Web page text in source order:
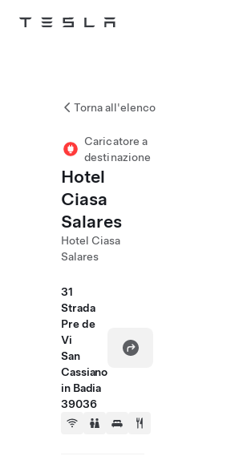
Tesla
Torna all'elenco
Caricatore a
destinazione
Hotel
Ciasa
Salares
Hotel Ciasa
Salares
31
Strada
Pre de
Vi
San
Cassiano
in Badia
39036